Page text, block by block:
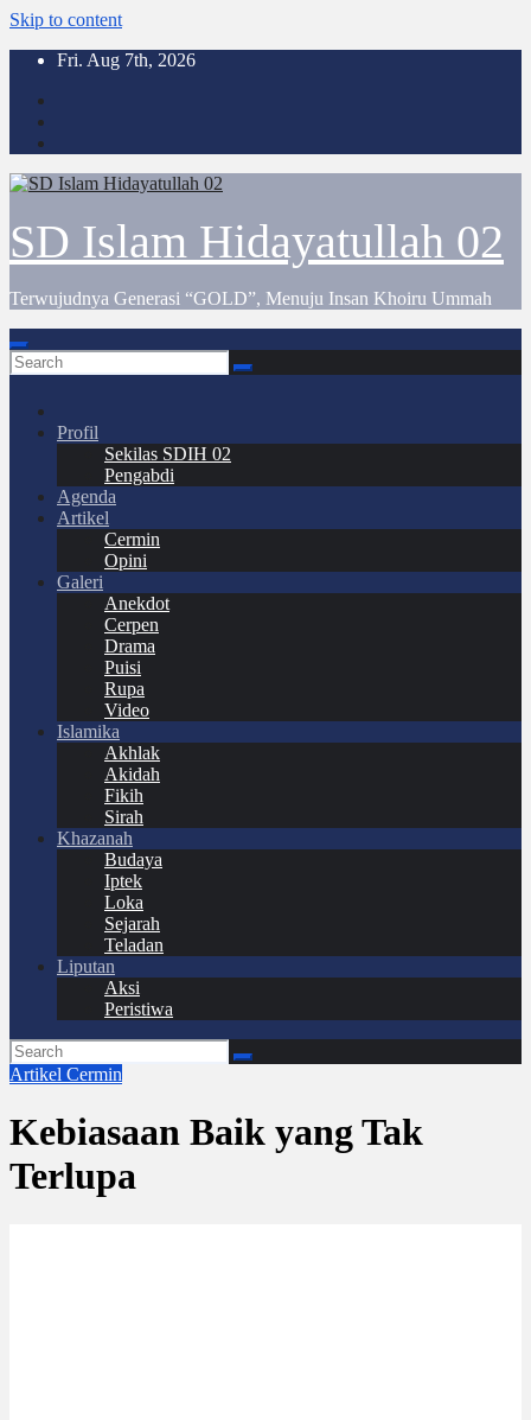
Skip to content
Fri. Aug 7th, 2026
SD Islam Hidayatullah 02
Terwujudnya Generasi “GOLD”, Menuju Insan Khoiru Ummah
Profil
Sekilas SDIH 02
Pengabdi
Agenda
Artikel
Cermin
Opini
Galeri
Anekdot
Cerpen
Drama
Puisi
Rupa
Video
Islamika
Akhlak
Akidah
Fikih
Sirah
Khazanah
Budaya
Iptek
Loka
Sejarah
Teladan
Liputan
Aksi
Peristiwa
Artikel Cermin
Kebiasaan Baik yang Tak
Terlupa